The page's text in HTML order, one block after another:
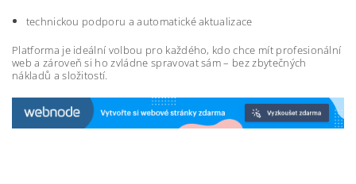
technickou podporu a automatické aktualizace
Platforma je ideální volbou pro každého, kdo chce mít profesionální
web a zároveň si ho zvládne spravovat sám – bez zbytečných
nákladů a složitostí.